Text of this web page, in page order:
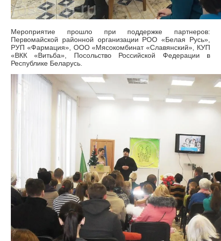
Мероприятие прошло при поддержке партнеров:
Первомайской районной организации РОО «Белая Русь»,
РУП «Фармация», ООО «Мясокомбинат «Славянский», КУП
«ВКК «Витьба», Посольство Российской Федерации в
Республике Беларусь.